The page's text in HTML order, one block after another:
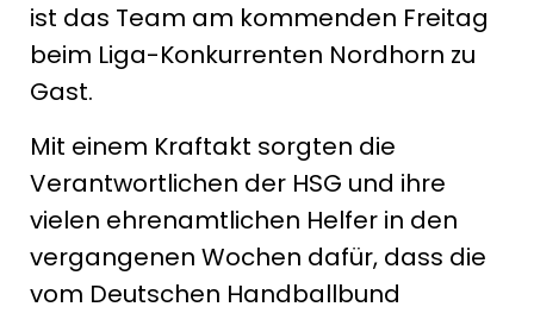
ist das Team am kommenden Freitag
beim Liga-Konkurrenten Nordhorn zu
Gast.
Mit einem Kraftakt sorgten die
Verantwortlichen der HSG und ihre
vielen ehrenamtlichen Helfer in den
vergangenen Wochen dafür, dass die
vom Deutschen Handballbund